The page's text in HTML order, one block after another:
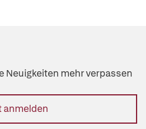
Neuigkeiten mehr verpassen
anmelden